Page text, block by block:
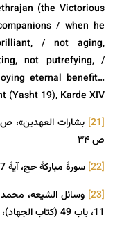
(the Victorious
/ when he
/ not aging,
not putrefying, /
eternal benefit…
(Yasht 19), Karde XIV
[21]
ص ۳۴
[22]
سورۀ مبارکۀ حج، آیۀ 17
[23]
وسائل الشیعه،
11، باب 49 (کتاب الجهاد)، ص 96